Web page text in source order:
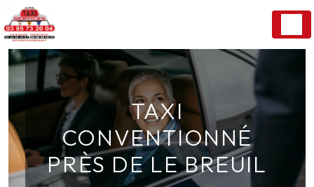
TAXI
CONVENTIONNÉ
PRÈS DE LE BREUIL
Panneau de gestion des cookies